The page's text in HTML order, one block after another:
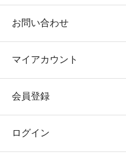
お問い合わせ
マイアカウント
会員登録
ログイン